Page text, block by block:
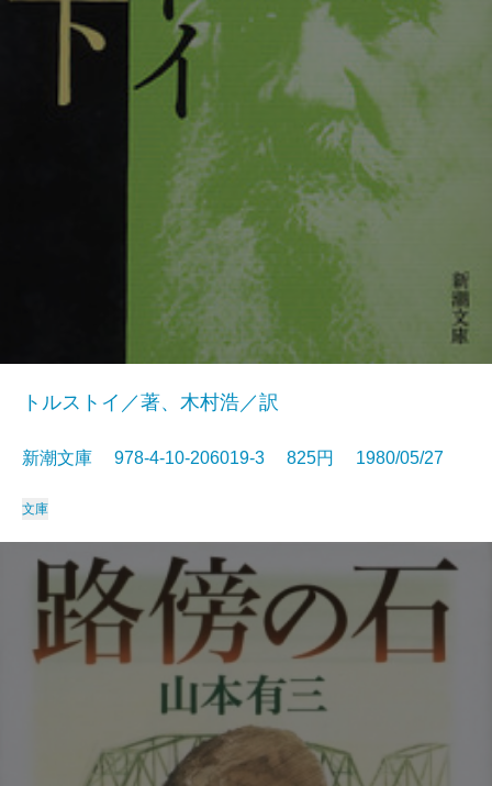
トルストイ／著、木村浩／訳
新潮文庫 978-4-10-206019-3 825円 1980/05/27
文庫